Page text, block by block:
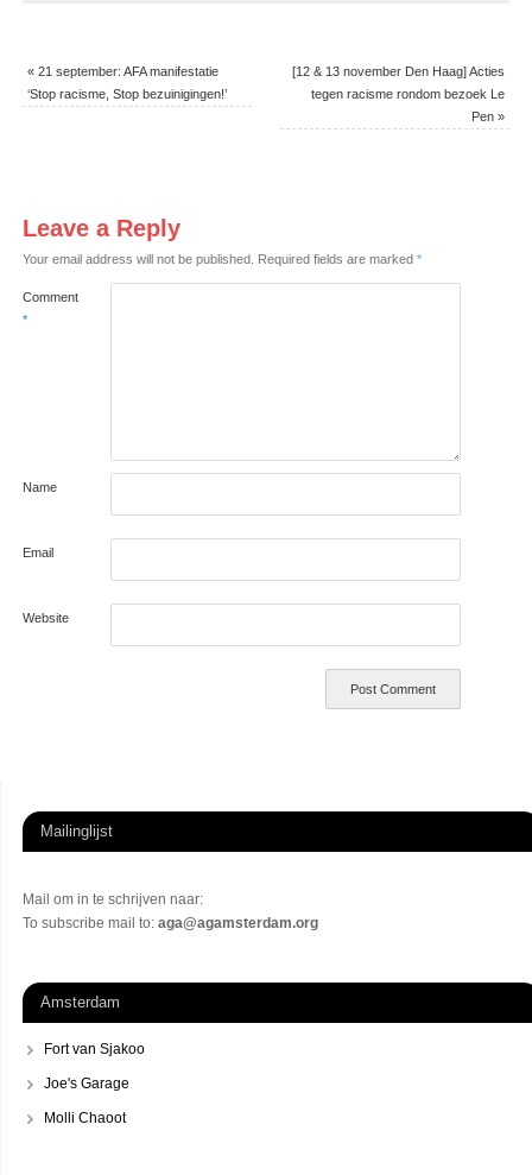
«21 september: AFA manifestatie
‘Stop racisme, Stop bezuinigingen!’
[12 & 13 november Den Haag] Acties
tegen racisme rondom bezoek Le
Pen»
Leave a Reply
Your email address will not be published. Required fields are marked *
Comment
*
Name
Email
Website
Mailinglijst
Mail om in te schrijven naar:
To subscribe mail to: aga@agamsterdam.org
Amsterdam
Fort van Sjakoo
Joe's Garage
Molli Chaoot